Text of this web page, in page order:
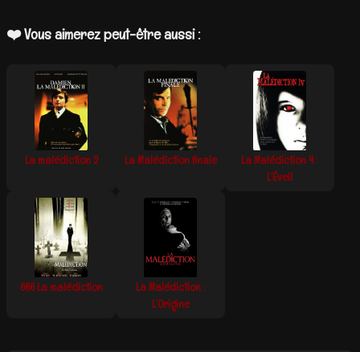
❤️ Vous aimerez peut-être aussi :
La malédiction 2 La Malédiction finale
La Malédiction 4 :
L’Éveil
666 La malédiction
La Malédiction :
L’Origine